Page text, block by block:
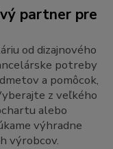
partner pre
od dizajnového
potreby
a pomôcok,
z veľkého
alebo
výhradne
výrobcov.